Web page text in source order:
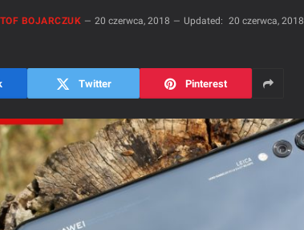
BOJARCZUK 20 czerwca, 2018 Updated: 20 czerwca, 2018
Twitter Pinterest